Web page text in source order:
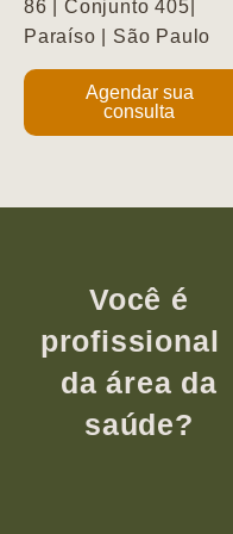
86 | Conjunto 405|
Paraíso | São Paulo
Agendar sua
consulta
Você é
profissional
da área da
saúde?